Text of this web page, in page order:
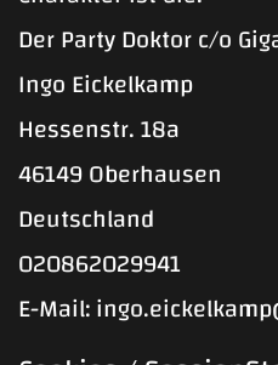
Der Party Doktor c/o
Ingo Eickelkamp
Hessenstr. 18a
46149 Oberhausen
Deutschland
020862029941
E-Mail:ingo.eickelkamp